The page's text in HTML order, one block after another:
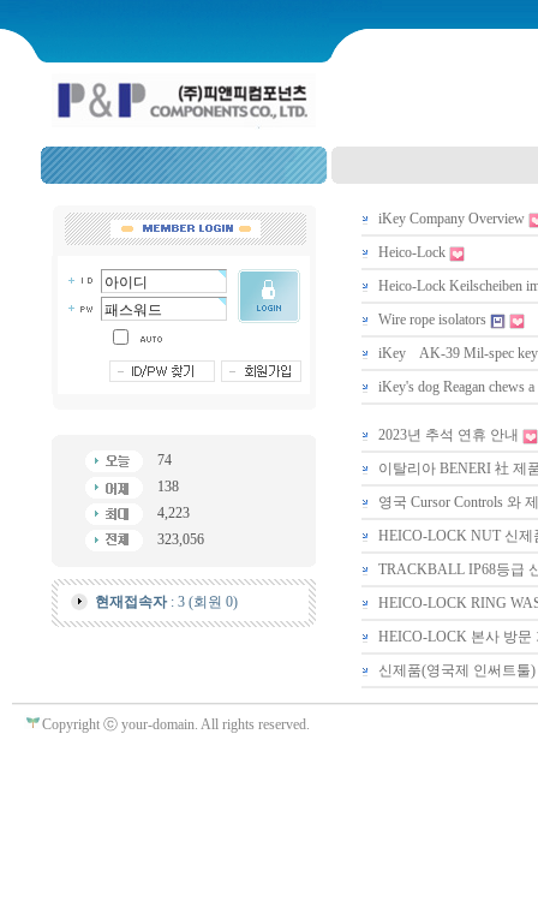
74
138
4,223
323,056
현재접속자: 3 (회원 0)
iKey Company Overview
Heico-Lock
Heico-Lock Keilscheiben
Wire rope isolators
iKey AK-39 Mil-spec
iKey's dog Reagan chews
2023년 추석 연휴 안내
이탈리아 BENERI 社 제
영국 Cursor Controls 와
HEICO-LOCK NUT 신제
TRACKBALL IP68등급
HEICO-LOCK RING
HEICO-LOCK 본사 방문
신제품(영국제 인써트툴
Copyright ⓒ your-domain. All rights reserved.